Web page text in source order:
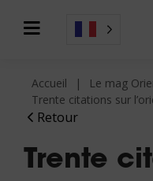
Retour
Accueil
Le mag
Trente citations sur
Trente